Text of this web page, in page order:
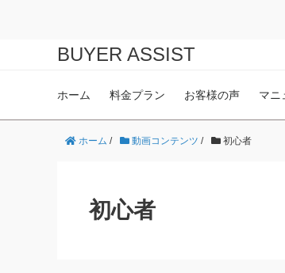
BUYER ASSIST
ホーム 料金プラン お客様の声 マニ
ホーム / 動画コンテンツ / 初心者
初心者